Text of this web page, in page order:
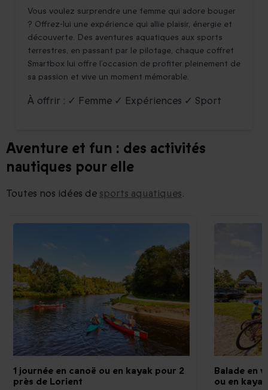
Vous voulez surprendre une femme qui adore bouger
? Offrez-lui une expérience qui allie plaisir, énergie et
découverte. Des aventures aquatiques aux sports
terrestres, en passant par le pilotage, chaque coffret
Smartbox lui offre l’occasion de profiter pleinement de
sa passion et vive un moment mémorable.
À offrir : ✓ Femme ✓ Expériences ✓ Sport
Aventure et fun : des activités
nautiques pour elle
Toutes nos idées de sports aquatiques.
1 journée en canoë ou en kayak pour 2
près de Lorient
Balade en
ou en